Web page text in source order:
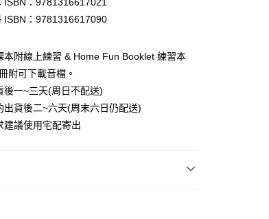
ISBN：9781316617090
附線上練習 & Home Fun Booklet 練習本
附可下載音檔。
一~三天(周日不配送)
貨後二~六天(周末六日仍配送)
議使用宅配寄出